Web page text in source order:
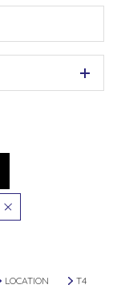
LOCATION T4